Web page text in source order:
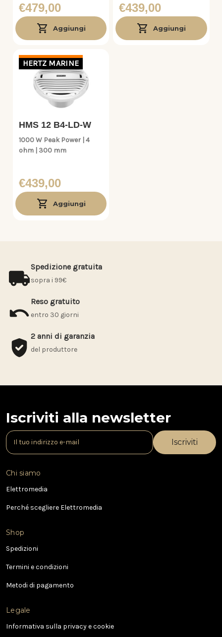
€479,00
Aggiungi
€439,00
Aggiungi
HERTZ MARINE
HMS 12 B4-LD-W
1000 W Peak Power | 4
ohm | 300 mm
€439,00
Aggiungi
Spedizione gratuita
sopra i 99€
Reso gratuito
entro 30 giorni
2 anni di garanzia
del produttore
Iscriviti alla newsletter
I
n
r
i
z
e
m
i
l
Chi siamo
Elettromedia
Perché scegliere Elettromedia
Shop
Spedizioni
Termini e condizioni
Metodi di pagamento
Legale
Informativa sulla privacy e cookie